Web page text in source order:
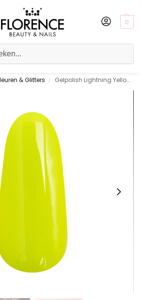
0
de showroom
& Glitters / Gelpolish Lightning Yellow 10 ml.